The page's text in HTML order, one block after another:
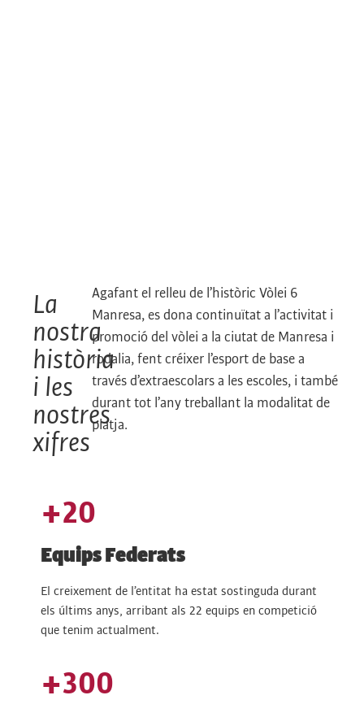
La
nostra
història
i les
nostres
xifres
Agafant el relleu de l’històric Vòlei 6
Manresa, es dona continuïtat a l’activitat i
promoció del vòlei a la ciutat de Manresa i
rodalia, fent créixer l’esport de base a
través d’extraescolars a les escoles, i també
durant tot l’any treballant la modalitat de
platja.
Equips Federats
+20
El creixement de l’entitat ha estat sostinguda durant
els últims anys, arribant als 22 equips en competició
que tenim actualment.
+300